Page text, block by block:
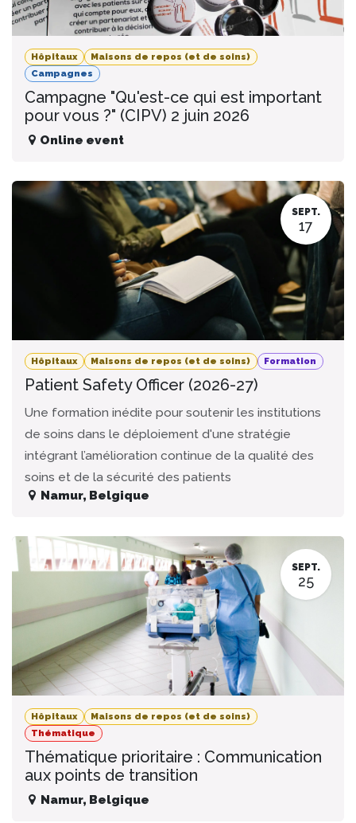
Hôpitaux
Maisons de repos (et de soins)
Campagnes
Campagne "Qu'est-ce qui est important
pour vous ?" (CIPV) 2 juin 2026
Online event
SEPT.
17
Hôpitaux Maisons de repos (et de soins) Formation
Patient Safety Officer (2026-27)
Une formation inédite pour soutenir les institutions
de soins dans le déploiement d'une stratégie
intégrant l’amélioration continue de la qualité des
soins et de la sécurité des patients
Namur, Belgique
SEPT.
25
Hôpitaux
Maisons de repos (et de soins)
Thématique
Thématique prioritaire : Communication
aux points de transition
Namur, Belgique